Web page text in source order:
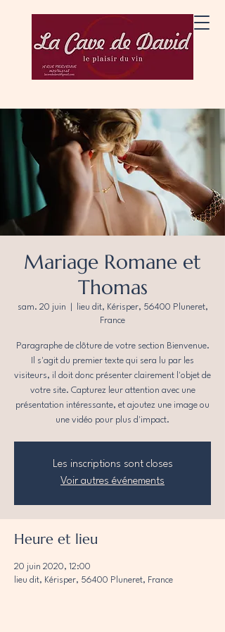
Mariage Romane et
Thomas
sam. 20 juin
lieu dit, Kérisper, 56400 Pluneret,
France
Paragraphe de clôture de votre section Bienvenue.
Il s'agit du premier texte qui sera lu par les
visiteurs, il doit donc présenter clairement l'objet de
votre site. Capturez leur attention avec une
présentation intéressante, et ajoutez une image ou
une vidéo pour plus d'impact.
Les inscriptions sont closes
Voir autres événements
Heure et lieu
20 juin 2020, 12:00
lieu dit, Kérisper, 56400 Pluneret, France